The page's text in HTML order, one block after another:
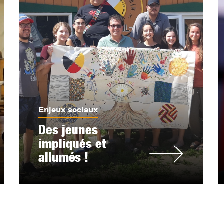
Enjeux sociaux
Des jeunes
impliqués et
allumés !